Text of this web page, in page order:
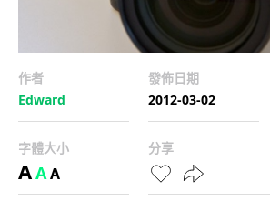
作者
Edward
發佈日期
2012-03-02
字體大小
AAA
分享